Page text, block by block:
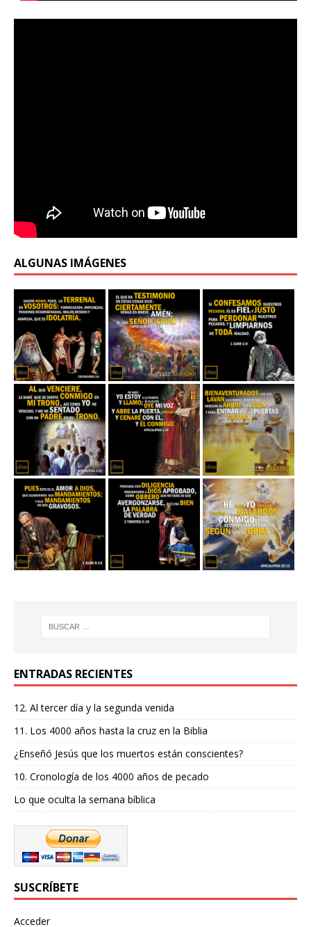
ALGUNAS IMÁGENES
ENTRADAS RECIENTES
12. Al tercer día y la segunda venida
11. Los 4000 años hasta la cruz en la Biblia
¿Enseñó Jesús que los muertos están conscientes?
10. Cronología de los 4000 años de pecado
Lo que oculta la semana bíblica
SUSCRÍBETE
Acceder